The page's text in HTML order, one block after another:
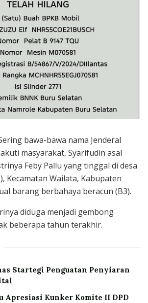
bawa-bawa nama Jenderal
masyarakat, Syarifudin asal
Feby Pallu yang tinggal di desa
Kecamatan Wailata, Kabupaten
barang berbahaya beracun (B3).
diduga menjadi gembong
beberapa tahun terakhir.
Startegi Penguatan Penyiaran
Apresiasi Kunker Komite II DPD